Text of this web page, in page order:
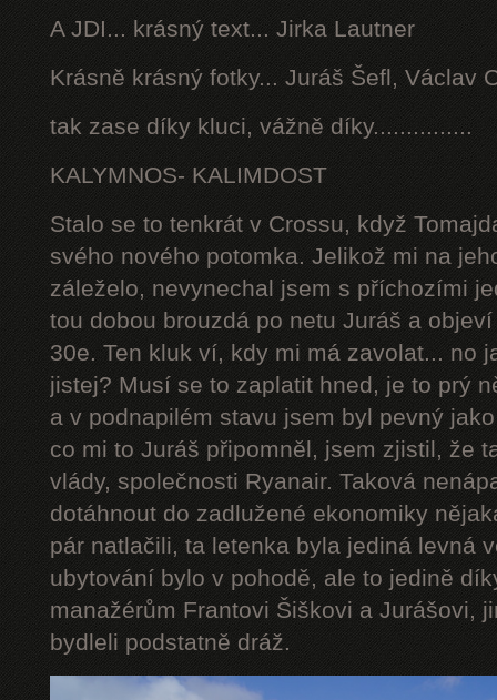
A JDI... krásný text... Jirka Lautner
Krásně krásný fotky... Juráš Šefl, Václav
tak zase díky kluci, vážně díky...............
KALYMNOS- KALIMDOST
Stalo se to tenkrát v Crossu, když
svého nového potomka. Jelikož mi na
záleželo, nevynechal jsem s příchozími
tou dobou brouzdá po netu Juráš a
30e. Ten kluk ví, kdy mi má zavolat... no
jistej? Musí se to zaplatit hned, je to prý
a v podnapilém stavu jsem byl pevný
co mi to Juráš připomněl, jsem zjistil, že
vlády, společnosti Ryanair. Taková
dotáhnout do zadlužené ekonomiky
pár natlačili, ta letenka byla jediná levná
ubytování bylo v pohodě, ale to jedině
manažérům Frantovi Šiškovi a Jurášovi,
bydleli podstatně dráž.